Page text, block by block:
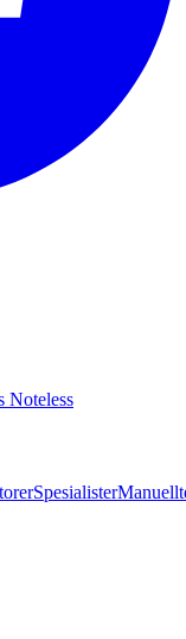
Noteless
Spesialister